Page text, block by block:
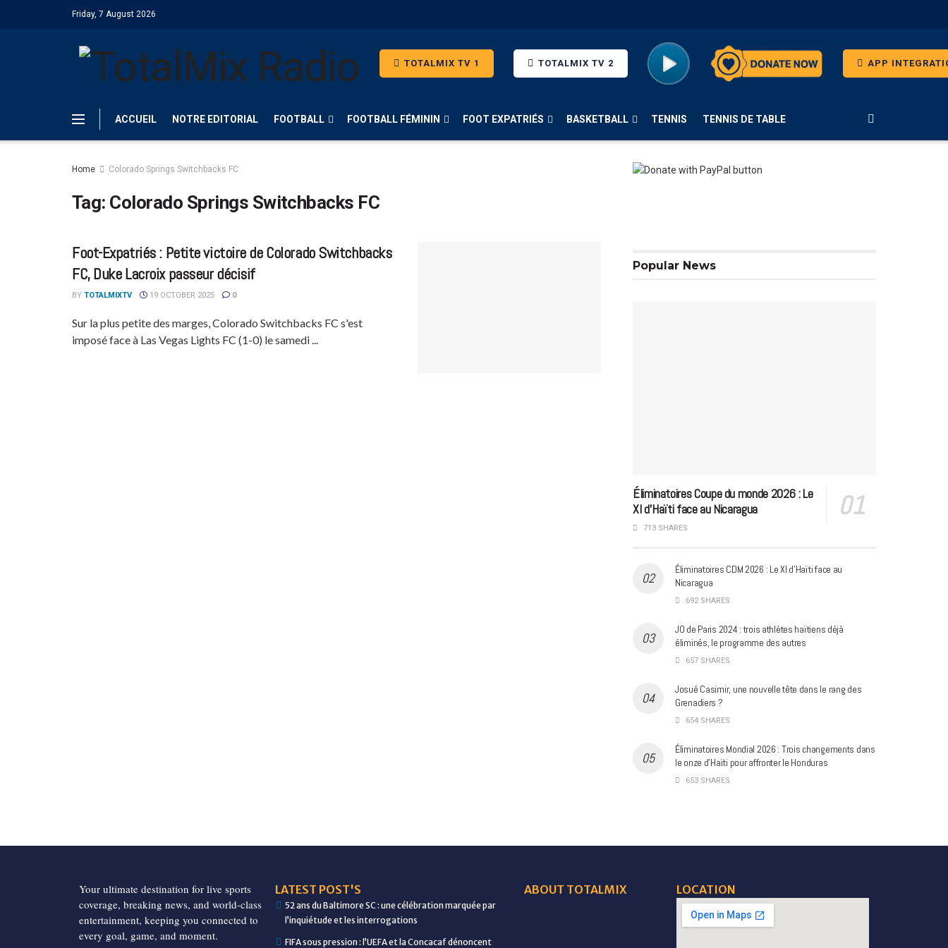
Friday, 7 August 2026
TOTALMIX TV 1 TOTALMIX TV 2 APP
ACCUEIL NOTRE EDITORIAL FOOTBALL FOOTBALL FÉMININ FOOT EXPATRIÉS BASKETBALL TENNIS TENNIS DE TABLE
Home Colorado Springs Switchbacks FC
Tag: Colorado Springs Switchbacks FC
Foot-Expatriés : Petite victoire de Colorado Switchbacks
FC, Duke Lacroix passeur décisif
BY TOTALMIXTV 19 OCTOBER 2025 0
Sur la plus petite des marges, Colorado Switchbacks FC s'est
imposé face à Las Vegas Lights FC (1-0) le samedi ...
Popular News
Éliminatoires Coupe du monde 2026 : Le
XI d’Haïti face au Nicaragua
713 SHARES
Éliminatoires CDM 2026 : Le XI d’Haïti face au
Nicaragua
692 SHARES
JO de Paris 2024 : trois athlètes haïtiens déjà
éliminés, le programme des autres
657 SHARES
Josué Casimir, une nouvelle tête dans le rang des
Grenadiers ?
654 SHARES
Éliminatoires Mondial 2026 : Trois changements dans
le onze d’Haïti pour affronter le Honduras
653 SHARES
Your ultimate destination for live sports
coverage, breaking news, and world-class
entertainment, keeping you connected to
every goal, game, and moment.
LATEST POST'S
52 ans du Baltimore SC : une célébration marquée par
l’inquiétude et les interrogations
FIFA sous pression : l’UEFA et la Concacaf dénoncent
ABOUT TOTALMIX LOCATION